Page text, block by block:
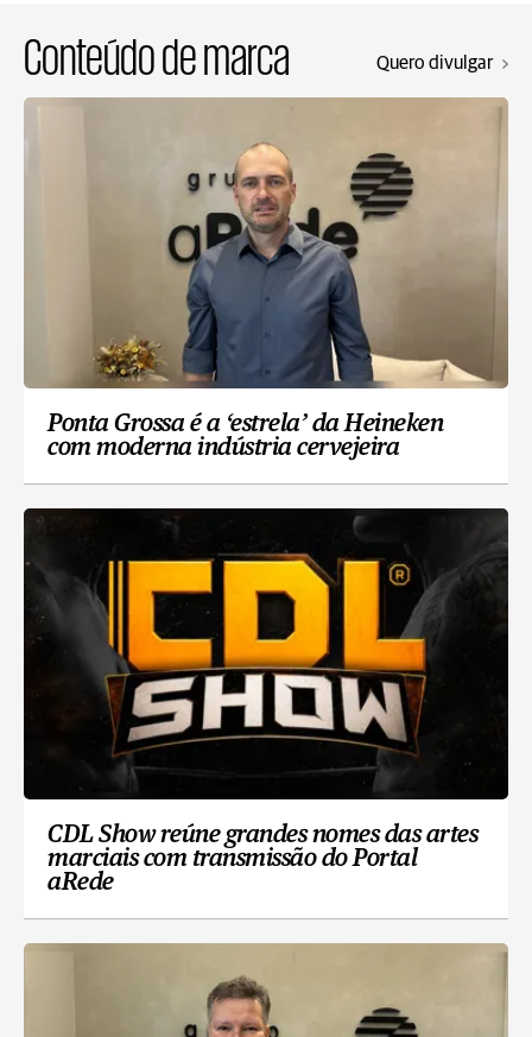
Conteúdo de marca Quero divulgar
Ponta Grossa é a ‘estrela’ da Heineken
com moderna indústria cervejeira
CDL Show reúne grandes nomes das artes
marciais com transmissão do Portal
aRede